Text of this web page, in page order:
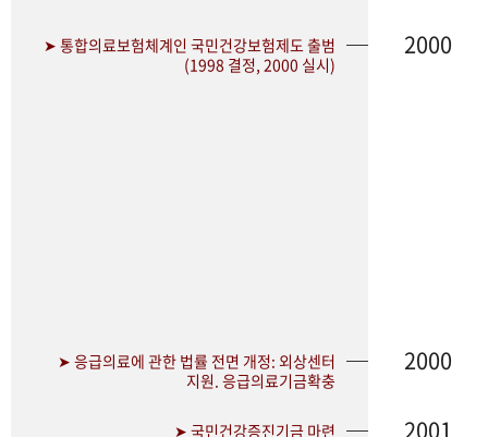
➤ 통합의료보험체계인 국민건강보험제도 출범
(1998 결정, 2000 실시)
2000
➤ 응급의료에 관한 법률 전면 개정: 외상센터
지원. 응급의료기금확충
2000
➤ 국민건강증진기금 마련 2001